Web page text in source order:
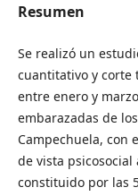
Resumen
Se realizó un
cuantitativo y corte
entre enero y
embarazadas de
Campechuela, con
de vista psicosocial
constituido por las